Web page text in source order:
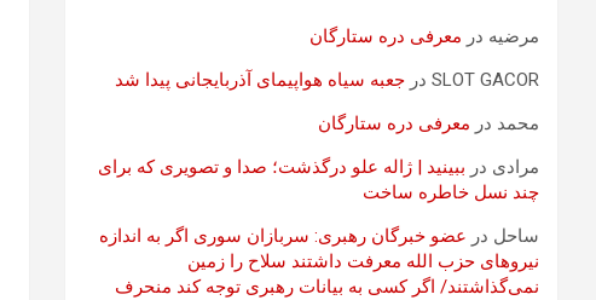
مرضیه در معرفی دره ستارگان
SLOT GACOR در جعبه سیاه هواپیمای آذربایجانی پیدا شد
محمد در معرفی دره ستارگان
مرادی در ببینید | ژاله علو درگذشت؛ صدا و تصویری که برای
چند نسل خاطره ساخت
ساحل در عضو خبرگان رهبری: سربازان سوری اگر به اندازه
نیروهای حزب الله معرفت داشتند سلاح را زمین
نمی‌گذاشتند/ اگر کسی به بیانات رهبری توجه کند منحرف